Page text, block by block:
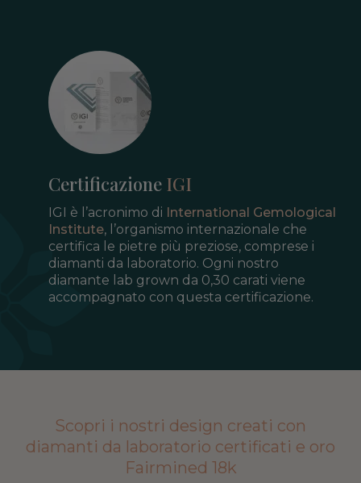
Certificazione IGI
IGI è l’acronimo di International Gemological
Institute, l’organismo internazionale che
certifica le pietre più preziose, comprese i
diamanti da laboratorio. Ogni nostro
diamante lab grown da 0,30 carati viene
accompagnato con questa certificazione.
Scopri i nostri design creati con
diamanti da laboratorio certificati e oro
Fairmined 18k